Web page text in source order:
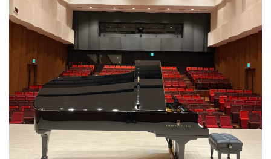
プ
へ
ス
キ